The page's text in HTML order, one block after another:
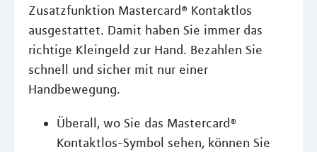
Zusatzfunktion Mastercard® Kontaktlos
ausgestattet. Damit haben Sie immer das
richtige Kleingeld zur Hand. Bezahlen Sie
schnell und sicher mit nur einer
Handbewegung.
Überall, wo Sie das Mastercard®
Kontaktlos-Symbol sehen, können Sie